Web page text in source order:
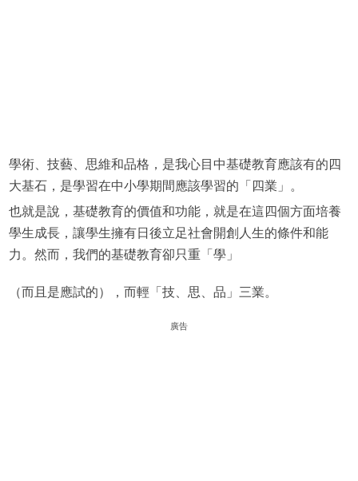
學術、技藝、思維和品格，是我心目中基礎教育應該有的四
大基石，是學習在中小學期間應該學習的「四業」。
也就是說，基礎教育的價值和功能，就是在這四個方面培養
學生成長，讓學生擁有日後立足社會開創人生的條件和能
力。然而，我們的基礎教育卻只重「學」
（而且是應試的），而輕「技、思、品」三業。
廣告